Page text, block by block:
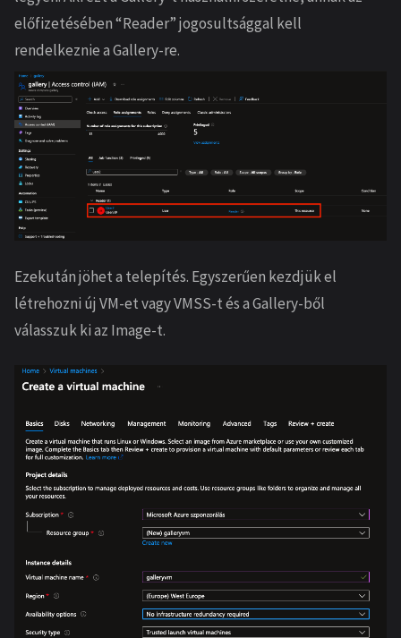
előfizetésében “Reader” jogosultsággal kell
rendelkeznie a Gallery-re.
Ezekután jöhet a telepítés. Egyszerűen kezdjük el
létrehozni új VM-et vagy VMSS-t és a Gallery-ből
válasszuk ki az Image-t.